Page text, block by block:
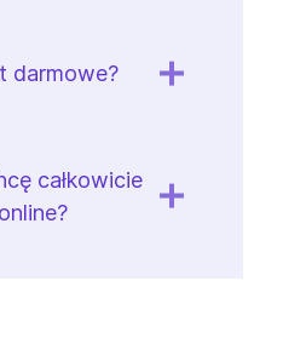
darmowe?
całkowicie